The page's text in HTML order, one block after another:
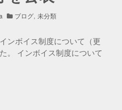
ブログ, 未分類
ンボイス制度について（更
。 インボイス制度について